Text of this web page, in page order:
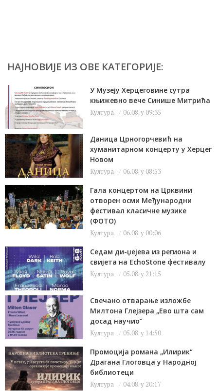
НАЈНОВИЈЕ ИЗ ОВЕ КАТЕГОРИЈЕ:
У Музеју Херцеговине сутра
књижевно вече Синише Митрића
Култура 06.08. у 09:35
Даница Црногорчевић на
хуманитарном концерту у Херцег
Новом
Култура 06.08. у 08:53
Гала концертом на Црквини
отворен осми Међународни
фестивал класичне музике
(ФОТО)
Култура 06.08. у 00:06
Седам ди-џејева из региона и
свијета на EchoStone фестивалу
Култура 05.08. у 21:15
Свечано отварање изложбе
Милтона Глејзера „Ево шта сам
досад научио“
Култура 05.08. у 14:50
Промоција романа „Илирик“
Драгана Глоговца у Народној
библиотеци
Култура 04.08. у 20:17